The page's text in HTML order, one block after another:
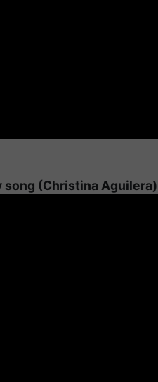
song (Christina Aguilera)